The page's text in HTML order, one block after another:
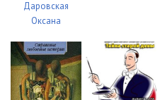
35
36
Даровская
Оксана